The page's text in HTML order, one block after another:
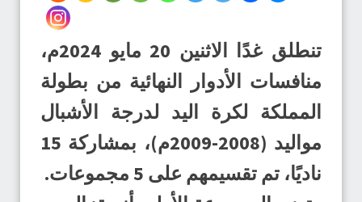
تنطلق غدًا الاثنين 20 مايو 2024م،
منافسات الأدوار النهائية من بطولة
المملكة لكرة اليد لدرجة الأشبال
مواليد (2008-2009م)، بمشاركة 15
ناديًا، تم تقسيمهم على 5 مجموعات.